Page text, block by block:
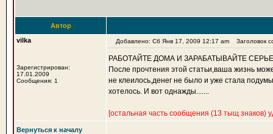
Автор
vilka
Зарегистрирован:
17.01.2009
Сообщения: 1
Добавлено: Сб Янв 17, 2009 12:17 am Заголовок
РАБОТАЙТЕ ДОМА И ЗАРАБАТЫВАЙТЕ
После прочтения этой статьи,ваша жизнь
не клеилось,денег не было и уже стала
хотелось. И вот однажды.......
[остальная часть сообщения (13 тыщ знаков)
Вернуться к началу